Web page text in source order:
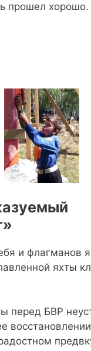
прошел хорошо.
и флагманов я
яхты
перед БВР